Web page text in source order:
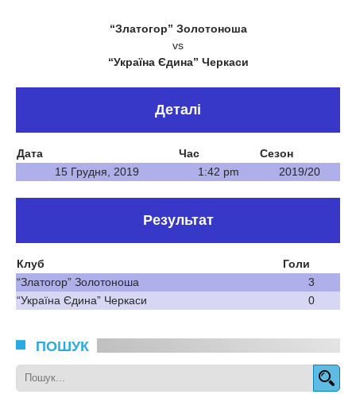
“Златогор” Золотоноша
vs
“Україна Єдина” Черкаси
Деталі
Дата Час
Сезон
15 Грудня, 2019
1:42 pm 2019/20
Результат
Клуб
Голи
“Златогор” Золотоноша
3
“Україна Єдина” Черкаси
0
ПОШУК